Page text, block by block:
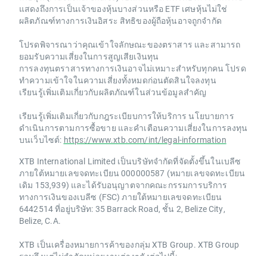
แสดงถึงการเป็นเจ้าของหุ้นบางส่วนหรือ ETF เศษหุ้นไม่ใช่
ผลิตภัณฑ์ทางการเงินอิสระ สิทธิของผู้ถือหุ้นอาจถูกจำกัด
โปรดพิจารณาว่าคุณเข้าใจลักษณะของตราสาร และสามารถ
ยอมรับความเสี่ยงในการสูญเสียเงินทุน
การลงทุนตราสารทางการเงินอาจไม่เหมาะสำหรับทุกคน โปรด
ทำความเข้าใจในความเสี่ยงทั้งหมดก่อนตัดสินใจลงทุน
เรียนรู้เพิ่มเติมเกี่ยวกับผลิตภัณฑ์ในส่วนข้อมูลสำคัญ
เรียนรู้เพิ่มเติมเกี่ยวกับกฎระเบียบการให้บริการ นโยบายการ
ดำเนินการตามการซื้อขาย และคำเตือนความเสี่ยงในการลงทุน
บนเว็บไซต์: https://www.xtb.com/int/legal-information
XTB International Limited เป็นบริษัทจำกัดที่จัดตั้งขึ้นในเบลีซ
ภายใต้หมายเลขจดทะเบียน 000000587 (หมายเลขจดทะเบียน
เดิม 153,939) และได้รับอนุญาตจากคณะกรรมการบริการ
ทางการเงินของเบลีซ (FSC) ภายใต้หมายเลขจดทะเบียน
6442514 ที่อยู่บริษัท: 35 Barrack Road, ชั้น 2, Belize City,
Belize, C.A.
XTB เป็นเครื่องหมายการค้าของกลุ่ม XTB Group. XTB Group